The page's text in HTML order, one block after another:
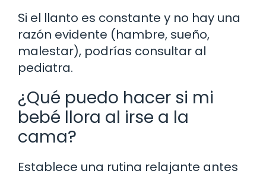
Si el llanto es constante y no hay una
razón evidente (hambre, sueño,
malestar), podrías consultar al
pediatra.
¿Qué puedo hacer si mi
bebé llora al irse a la
cama?
Establece una rutina relajante antes